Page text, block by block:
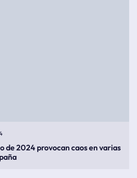
de 2024 provocan caos en varias